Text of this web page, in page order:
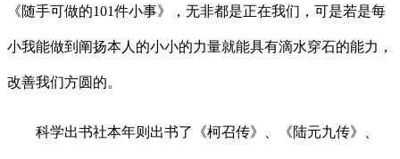
《随手可做的101件小事》，无非都是正在我们，可是若是每
小我能做到阐扬本人的小小的力量就能具有滴水穿石的能力，
改善我们方圆的。
科学出书社本年则出书了《柯召传》、《陆元九传》、